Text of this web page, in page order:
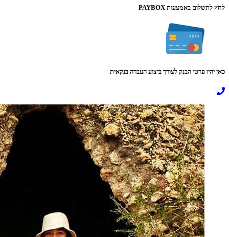
לחץ לתשלום באמצעות PAYBOX
כאן יהיו פרטי הבנק לצורך ביצוע העברה בנקאית